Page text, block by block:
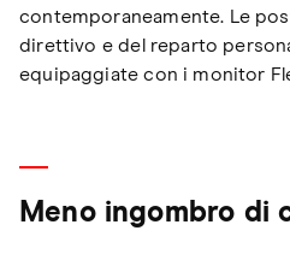
contemporaneamente. Le
direttivo e del reparto
equipaggiate con i monitor
Meno ingombro di